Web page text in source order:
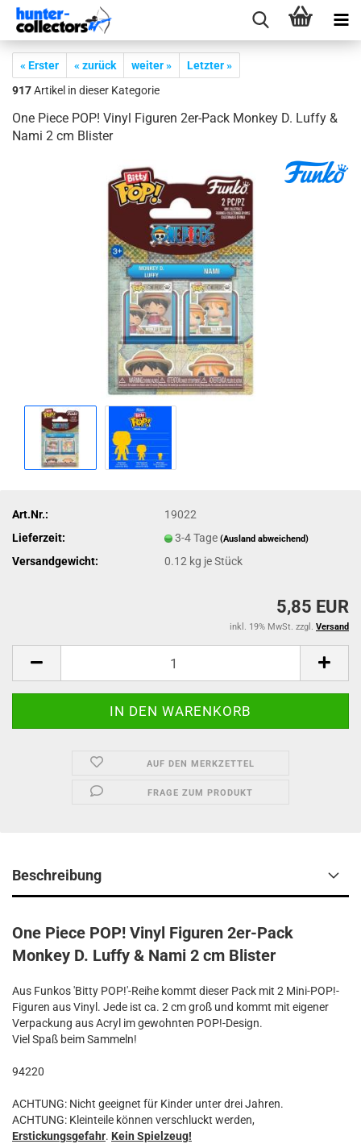
« Erster « zurück weiter »
Letzter »
917Artikel in dieser Kategorie
One Piece POP! Vinyl Fi­gu­ren 2er-​Pack Mon­key D. Luffy &
Nami 2 cm Blis­ter
Art.Nr.:
19022
Lieferzeit:
3-4 Tage(Ausland abweichend)
Versandgewicht: 0.12 kg je Stück
5,85 EUR
inkl. 19% MwSt. zzgl. Versand
AUF DEN MERKZETTEL
FRAGE ZUM PRODUKT
Beschreibung
One Piece POP! Vinyl Figuren 2er-Pack
Monkey D. Luffy & Nami 2 cm Blister
Aus Funkos 'Bitty POP!'-Reihe kommt dieser Pack mit 2 Mini-POP!-
Figuren aus Vinyl. Jede ist ca. 2 cm groß und kommt mit eigener
Verpackung aus Acryl im gewohnten POP!-Design.
Viel Spaß beim Sammeln!
94220
ACHTUNG: Nicht geeignet für Kinder unter drei Jahren.
ACHTUNG: Kleinteile können verschluckt werden,
Erstickungsgefahr. Kein Spielzeug!